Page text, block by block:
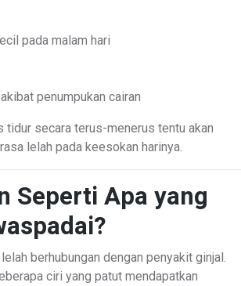
pada malam hari
penumpukan cairan
tidur secara terus-menerus tentu akan
lelah pada keesokan harinya.
Seperti Apa yang
berhubungan dengan penyakit ginjal.
ciri yang patut mendapatkan